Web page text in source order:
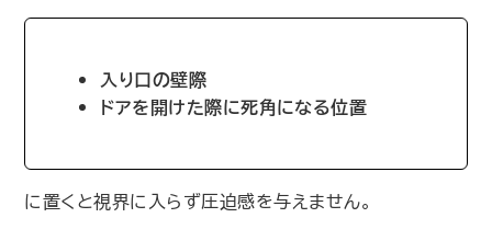
入り口の壁際
ドアを開けた際に死角になる位置
に置くと視界に入らず圧迫感を与えません。